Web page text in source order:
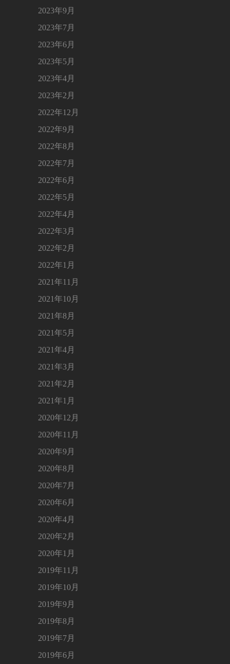
2023年9月
2023年7月
2023年6月
2023年5月
2023年4月
2023年2月
2022年12月
2022年9月
2022年8月
2022年7月
2022年6月
2022年5月
2022年4月
2022年3月
2022年2月
2022年1月
2021年11月
2021年10月
2021年8月
2021年5月
2021年4月
2021年3月
2021年2月
2021年1月
2020年12月
2020年11月
2020年9月
2020年8月
2020年7月
2020年6月
2020年4月
2020年2月
2020年1月
2019年11月
2019年10月
2019年9月
2019年8月
2019年7月
2019年6月